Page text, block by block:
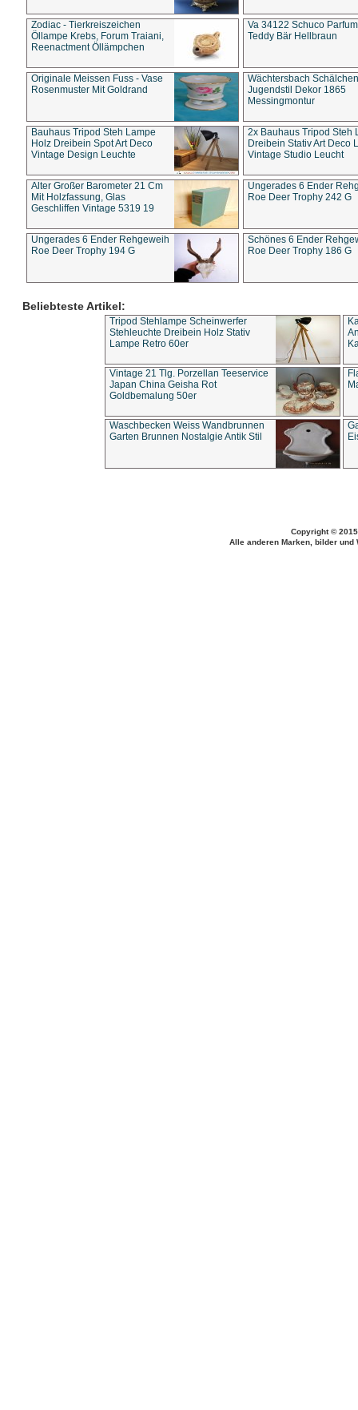
Zodiac - Tierkreiszeichen
Öllampe Krebs, Forum Traiani,
Reenactment Öllämpchen
Va 34122 Schuco
Teddy Bär Hellbraun
Originale Meissen Fuss - Vase
Rosenmuster Mit Goldrand
Wächtersbach Schälchen
Jugendstil Dekor 1865
Messingmontur
Bauhaus Tripod Steh Lampe
Holz Dreibein Spot Art Deco
Vintage Design Leuchte
2x Bauhaus Tripod Steh
Dreibein Stativ Art Deco
Vintage Studio Leucht
Alter Großer Barometer 21 Cm
Mit Holzfassung, Glas
Geschliffen Vintage 5319 19
Ungerades 6 Ender
Roe Deer Trophy 242 G
Ungerades 6 Ender Rehgeweih
Roe Deer Trophy 194 G
Schönes 6 Ender
Roe Deer Trophy 186 G
Beliebteste Artikel:
Tripod Stehlampe Scheinwerfer
Stehleuchte Dreibein Holz Stativ
Lampe Retro 60er
Vintage 21 Tlg. Porzellan Teeservice
Japan China Geisha Rot
Goldbemalung 50er
Waschbecken Weiss Wandbrunnen
Garten Brunnen Nostalgie Antik Stil
Copyright ©
Alle anderen Marken, bilder und